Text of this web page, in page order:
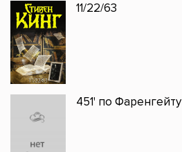
11/22/63
451' по Фаренгейту